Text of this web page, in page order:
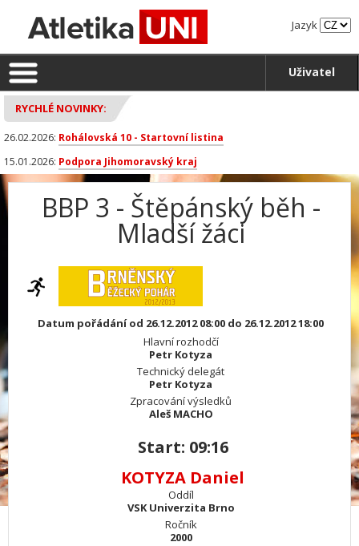
Jazyk
Uživatel
RYCHLÉ NOVINKY:
26.02.2026: Rohálovská 10 - Startovní listina
15.01.2026: Podpora Jihomoravský kraj
BBP 3 - Štěpánský běh -
Mladší žáci
Datum pořádání od 26.12.2012 08:00 do 26.12.2012 18:00
Hlavní rozhodčí
Petr Kotyza
Technický delegát
Petr Kotyza
Zpracování výsledků
Aleš MACHO
Start: 09:16
KOTYZA Daniel
Oddíl
VSK Univerzita Brno
Ročník
2000